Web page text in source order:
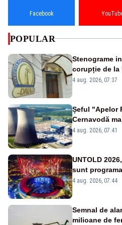
Facebook
POPULAR
Stenograme
corupție de la
banilor din
4 aug. 2026, 07:37
Șeful "Apelor
Cernavodă
zile
4 aug. 2026, 07:41
UNTOLD
sunt
4 aug. 2026, 07:44
Semnal de
milioane de